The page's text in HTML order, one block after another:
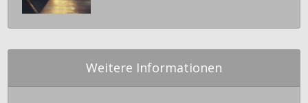
Weitere Informationen